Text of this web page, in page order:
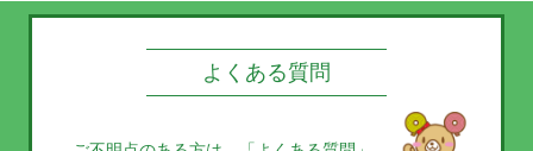
よくある質問